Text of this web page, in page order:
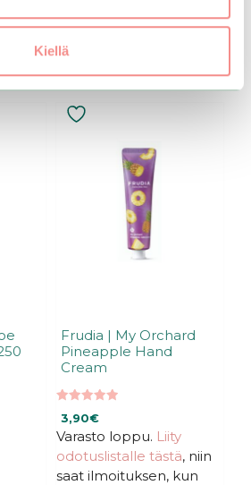
Kiellä
Frudia | My Orchard
Pineapple Hand
Cream
5:stä
3,90€
Varasto loppu. Liity
odotuslistalle tästä, niin
saat ilmoituksen, kun